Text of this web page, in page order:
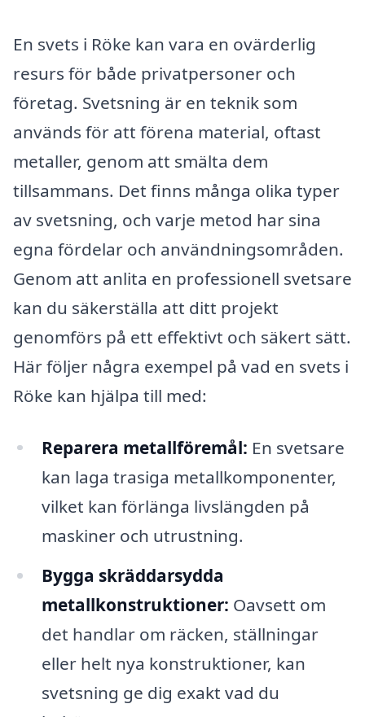
En svets i Röke kan vara en ovärderlig
resurs för både privatpersoner och
företag. Svetsning är en teknik som
används för att förena material, oftast
metaller, genom att smälta dem
tillsammans. Det finns många olika typer
av svetsning, och varje metod har sina
egna fördelar och användningsområden.
Genom att anlita en professionell svetsare
kan du säkerställa att ditt projekt
genomförs på ett effektivt och säkert sätt.
Här följer några exempel på vad en svets i
Röke kan hjälpa till med:
Reparera metallföremål: En svetsare
kan laga trasiga metallkomponenter,
vilket kan förlänga livslängden på
maskiner och utrustning.
Bygga skräddarsydda
metallkonstruktioner: Oavsett om
det handlar om räcken, ställningar
eller helt nya konstruktioner, kan
svetsning ge dig exakt vad du